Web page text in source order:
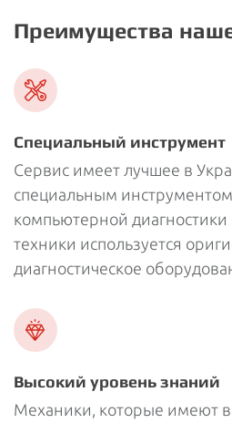
Преимущества
Специальный инструмент
Сервис имеет лучшее в
специальным инструментом
компьютерной
техники используется
диагностическое
Высокий уровень знаний
Механики, которые имеют